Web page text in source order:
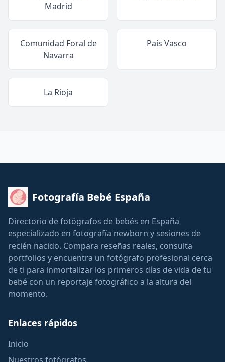
Madrid
Comunidad Foral de
Navarra
País Vasco
La Rioja
Fotografía Bebé España
Directorio de fotógrafos de bebés en España
especializado en fotografía newborn y sesiones de
recién nacido. Compara reseñas reales, consulta
portfolios y encuentra un fotógrafo profesional cerca
de ti para inmortalizar los primeros días de vida de tu
bebé con un reportaje fotográfico a la altura del
momento.
Enlaces rápidos
Inicio